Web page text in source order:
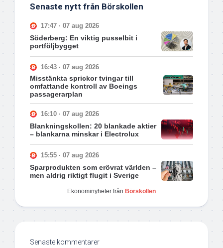
Senaste nytt från Börskollen
17:47 · 07 aug 2026
Söderberg: En viktig pusselbit i
portföljbygget
16:43 · 07 aug 2026
Misstänkta sprickor tvingar till
omfattande kontroll av Boeings
passagerarplan
16:10 · 07 aug 2026
Blankningskollen: 20 blankade aktier
– blankarna minskar i Electrolux
15:55 · 07 aug 2026
Sparprodukten som erövrat världen –
men aldrig riktigt flugit i Sverige
Ekonominyheter från Börskollen
Senaste kommentarer